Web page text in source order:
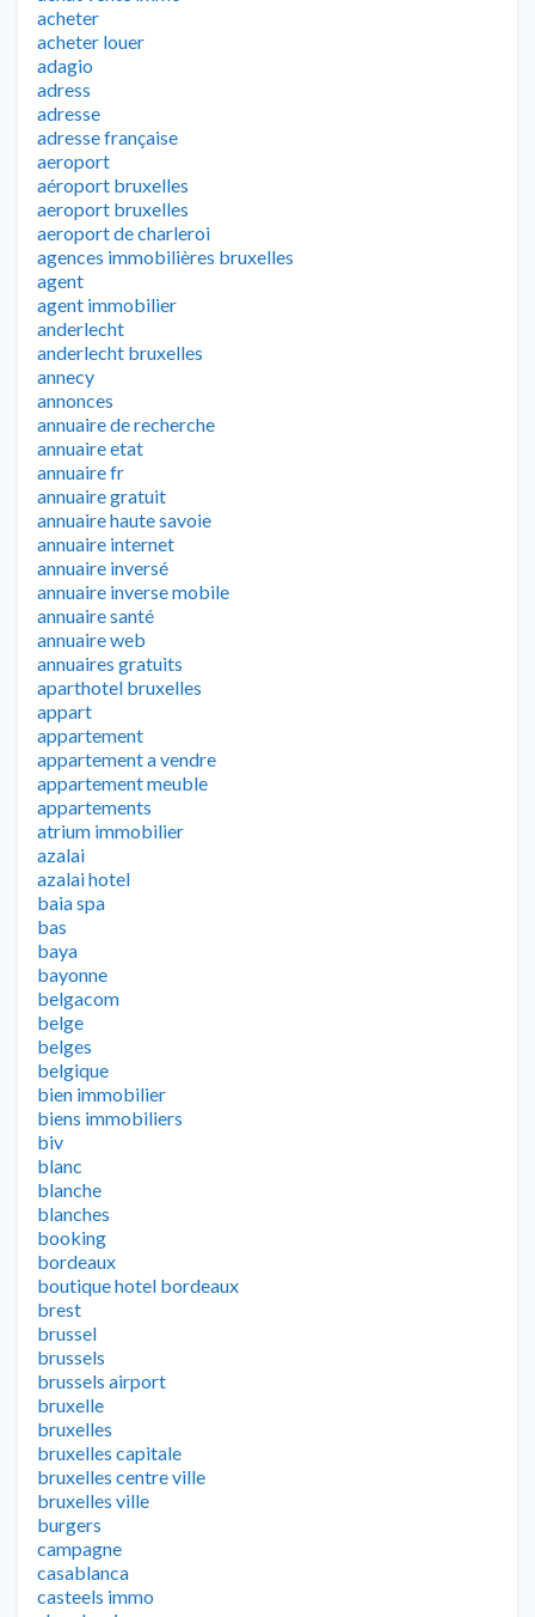
acheter
acheter louer
adagio
adress
adresse
adresse française
aeroport
aéroport bruxelles
aeroport bruxelles
aeroport de charleroi
agences immobilières bruxelles
agent
agent immobilier
anderlecht
anderlecht bruxelles
annecy
annonces
annuaire de recherche
annuaire etat
annuaire fr
annuaire gratuit
annuaire haute savoie
annuaire internet
annuaire inversé
annuaire inverse mobile
annuaire santé
annuaire web
annuaires gratuits
aparthotel bruxelles
appart
appartement
appartement a vendre
appartement meuble
appartements
atrium immobilier
azalai
azalai hotel
baia spa
bas
baya
bayonne
belgacom
belge
belges
belgique
bien immobilier
biens immobiliers
biv
blanc
blanche
blanches
booking
bordeaux
boutique hotel bordeaux
brest
brussel
brussels
brussels airport
bruxelle
bruxelles
bruxelles capitale
bruxelles centre ville
bruxelles ville
burgers
campagne
casablanca
casteels immo